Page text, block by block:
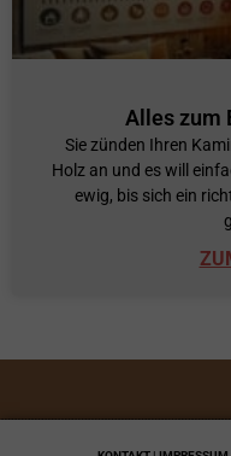
Alles zum
Sie zünden Ihren
Holz an und es will
ewig, bis sich ein